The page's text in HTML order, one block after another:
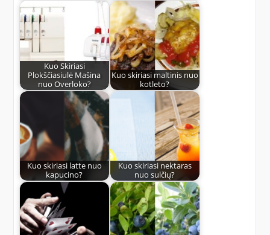
Kuo Skiriasi
Plokščiasiulė Mašina
nuo Overloko?
Kuo skiriasi maltinis nuo
kotleto?
Kuo skiriasi latte nuo
kapucino?
Kuo skiriasi nektaras
nuo sulčių?